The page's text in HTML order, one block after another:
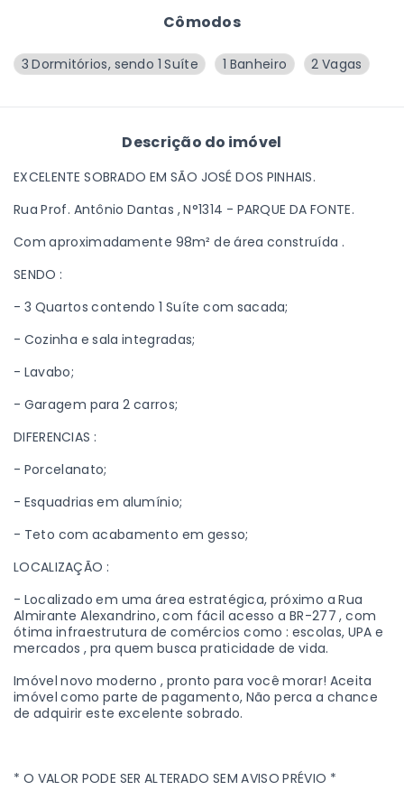
Cômodos
3 Dormitórios, sendo 1 Suíte 1 Banheiro 2 Vagas
Descrição do imóvel
EXCELENTE SOBRADO EM SÃO JOSÉ DOS PINHAIS.
Rua Prof. Antônio Dantas , N°1314 - PARQUE DA FONTE.
Com aproximadamente 98m² de área construída .
SENDO :
- 3 Quartos contendo 1 Suíte com sacada;
- Cozinha e sala integradas;
- Lavabo;
- Garagem para 2 carros;
DIFERENCIAS :
- Porcelanato;
- Esquadrias em alumínio;
- Teto com acabamento em gesso;
LOCALIZAÇÃO :
- Localizado em uma área estratégica, próximo a Rua
Almirante Alexandrino, com fácil acesso a BR-277 , com
ótima infraestrutura de comércios como : escolas, UPA e
mercados , pra quem busca praticidade de vida.
Imóvel novo moderno , pronto para você morar! Aceita
imóvel como parte de pagamento, Não perca a chance
de adquirir este excelente sobrado.
* O VALOR PODE SER ALTERADO SEM AVISO PRÉVIO *